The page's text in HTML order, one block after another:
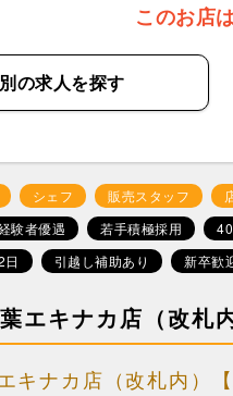
このお店
別の求人を探す
シェフ 販売スタッフ
験者優遇 若手積極採用
日 引越し補助あり 新卒歓
エキナカ店（改札内
キナカ店（改札内